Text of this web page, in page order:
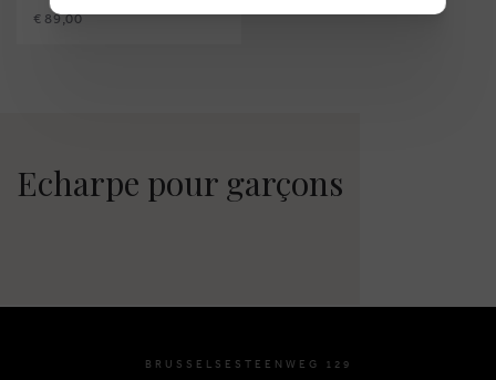
€ 89,00
Echarpe pour garçons
BRUSSELSESTEENWEG 129